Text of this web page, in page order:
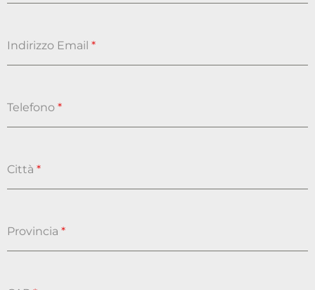
Indirizzo Email *
Telefono *
Città *
Provincia *